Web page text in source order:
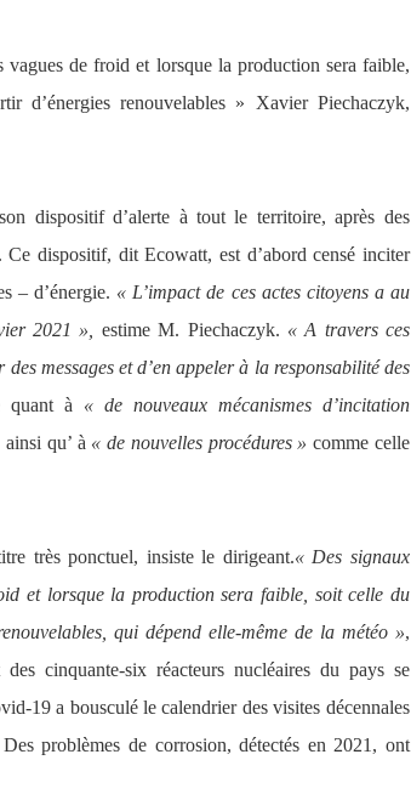
de froid et lorsque la production sera faible,
d’énergies renouvelables » Xavier Piechaczyk,
dispositif d’alerte à tout le territoire, après des
dispositif, dit Ecowatt, est d’abord censé inciter
– d’énergie. « L’impact de ces actes citoyens a au
2021 »,
estime M. Piechaczyk. « A travers ces
messages et d’en appeler à la responsabilité des
quant à « de nouveaux mécanismes d’incitation
ainsi qu’ à « de nouvelles procédures »comme celle
très ponctuel, insiste le dirigeant.« Des signaux
et lorsque la production sera faible, soit celle du
qui dépend elle-même de la météo »,
cinquante-six réacteurs nucléaires du pays se
19 a bousculé le calendrier des visites décennales
problèmes de corrosion, détectés en 2021, ont